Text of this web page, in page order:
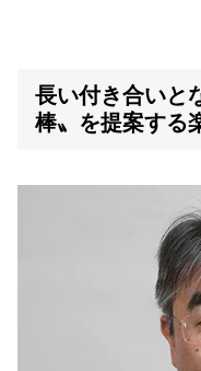
長い付き合いと
棒〟を提案する